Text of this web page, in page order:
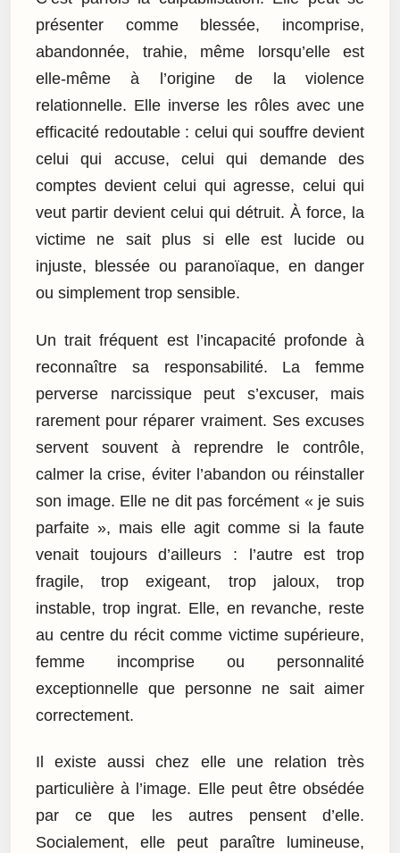
présenter comme blessée, incomprise,
abandonnée, trahie, même lorsqu’elle est
elle-même à l’origine de la violence
relationnelle. Elle inverse les rôles avec une
efficacité redoutable : celui qui souffre devient
celui qui accuse, celui qui demande des
comptes devient celui qui agresse, celui qui
veut partir devient celui qui détruit. À force, la
victime ne sait plus si elle est lucide ou
injuste, blessée ou paranoïaque, en danger
ou simplement trop sensible.
Un trait fréquent est l’incapacité profonde à
reconnaître sa responsabilité. La femme
perverse narcissique peut s’excuser, mais
rarement pour réparer vraiment. Ses excuses
servent souvent à reprendre le contrôle,
calmer la crise, éviter l’abandon ou réinstaller
son image. Elle ne dit pas forcément « je suis
parfaite », mais elle agit comme si la faute
venait toujours d’ailleurs : l’autre est trop
fragile, trop exigeant, trop jaloux, trop
instable, trop ingrat. Elle, en revanche, reste
au centre du récit comme victime supérieure,
femme incomprise ou personnalité
exceptionnelle que personne ne sait aimer
correctement.
Il existe aussi chez elle une relation très
particulière à l’image. Elle peut être obsédée
par ce que les autres pensent d’elle.
Socialement, elle peut paraître lumineuse,